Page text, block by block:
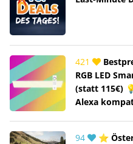
421
RGB LED
(statt 115€)
Alexa
94
⭐